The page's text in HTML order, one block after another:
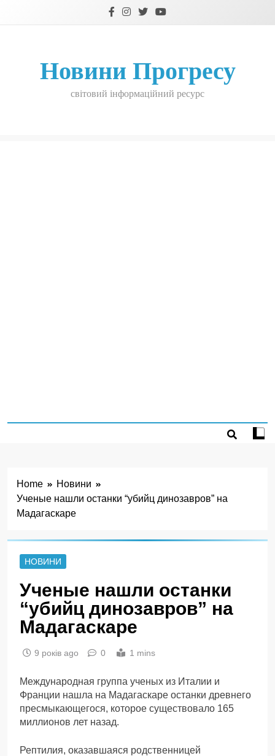
Новини Прогресу
світовий інформаційний ресурс
Home
Новини
Ученые нашли останки “убийц динозавров” на
Мадагаскаре
НОВИНИ
Ученые нашли останки
“убийц динозавров” на
Мадагаскаре
9 років ago 0 1 mins
Международная группа ученых из Италии и
Франции нашла на Мадагаскаре останки древнего
пресмыкающегося, которое существовало 165
миллионов лет назад.
Рептилия, оказавшаяся родственницей